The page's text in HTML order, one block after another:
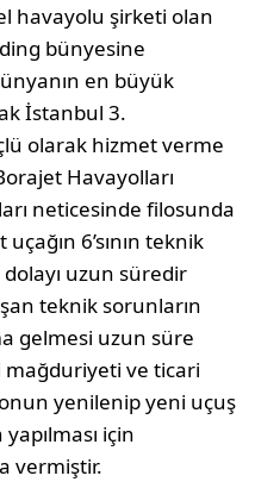
havayolu şirketi olan
bünyesine
en büyük
İstanbul 3.
olarak hizmet verme
Havayolları
neticesinde filosunda
6’sının teknik
uzun süredir
teknik sorunların
gelmesi uzun süre
mağduriyeti ve ticari
yenilenip yeni uçuş
için
vermiştir.